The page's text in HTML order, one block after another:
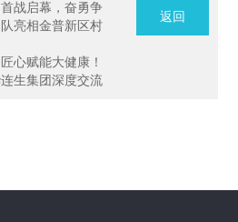
战启幕，奋勇争
亮相金普新区村
心赋能大健康！
生集团深度交流
返回